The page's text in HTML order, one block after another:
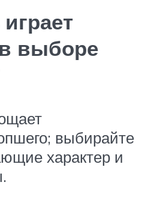
выборе
выбирайте
характер и